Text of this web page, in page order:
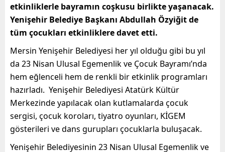
etkinliklerle bayramın coşkusu birlikte yaşanacak.
Yenişehir Belediye Başkanı Abdullah Özyiğit de
tüm çocukları etkinliklere davet etti.
Mersin Yenişehir Belediyesi her yıl olduğu gibi bu yıl
da 23 Nisan Ulusal Egemenlik ve Çocuk Bayramı’nda
hem eğlenceli hem de renkli bir etkinlik programları
hazırladı. Yenişehir Belediyesi Atatürk Kültür
Merkezinde yapılacak olan kutlamalarda çocuk
sergisi, çocuk koroları, tiyatro oyunları, KİGEM
gösterileri ve dans gurupları çocuklarla buluşacak.
Yenişehir Belediyesinin 23 Nisan Ulusal Egemenlik ve